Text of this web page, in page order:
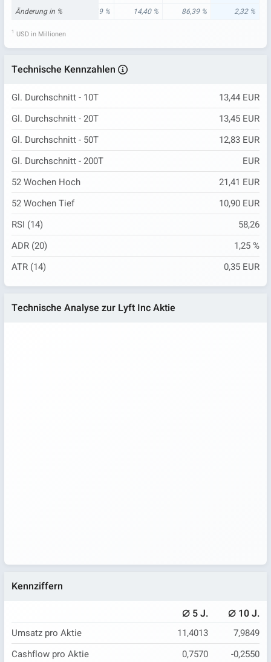
Änderung in %
120,93 % 28,49 % 14,40 % 86,39 % 2,32 %
1 USD in Millionen
Technische Kennzahlen
Gl. Durchschnitt - 10T
13,44 EUR
Gl. Durchschnitt - 20T
13,45 EUR
Gl. Durchschnitt - 50T
12,83 EUR
Gl. Durchschnitt - 200T
EUR
52 Wochen Hoch
21,41 EUR
52 Wochen Tief
10,90 EUR
RSI (14)
58,26
ADR (20)
1,25 %
ATR (14)
0,35 EUR
Technische Analyse zur Lyft Inc Aktie
Kennziffern
⌀ 5 J. ⌀ 10 J.
Umsatz pro Aktie 11,4013
7,9849
Cashflow pro Aktie
0,7570
-0,2550